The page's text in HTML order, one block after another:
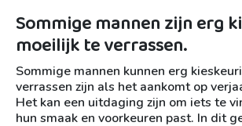
Sommige mannen zijn erg
moeilijk te verrassen.
Sommige mannen kunnen erg
verrassen zijn als het aankomt op
Het kan een uitdaging zijn om iets te
hun smaak en voorkeuren past. In dit